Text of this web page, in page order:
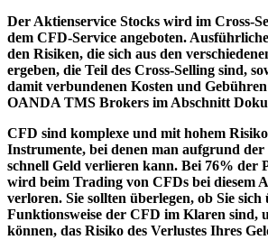
Der Aktienservice Stocks wird im Cross-
dem CFD-Service angeboten.
den Risiken, die sich aus den
ergeben, die Teil des Cross-Selling sind,
damit verbundenen Kosten und
OANDA TMS Brokers im Abschnitt
CFD sind komplexe und mit hohem
Instrumente, bei denen man aufgrund
schnell Geld verlieren kann. Bei 76% der
wird beim Trading von CFDs bei diesem
verloren. Sie sollten überlegen, ob Sie sich
Funktionsweise der CFD im Klaren sind,
können, das Risiko des Verlustes Ihres